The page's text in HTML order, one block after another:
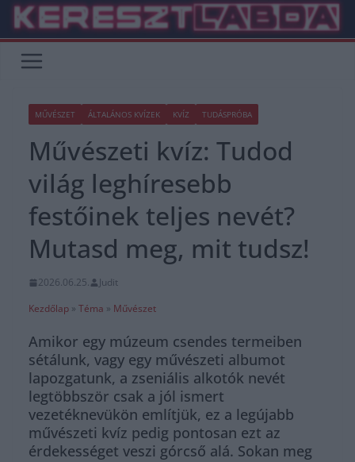
Skip
content
MŰVÉSZET ÁLTALÁNOS KVÍZEK KVÍZ TUDÁSPRÓBA
Művészeti kvíz: Tudod
világ leghíresebb
festőinek teljes nevét?
Mutasd meg, mit tudsz!
2026.06.25.
Judit
Kezdőlap » Téma » Művészet
Amikor egy múzeum csendes termeiben
sétálunk, vagy egy művészeti albumot
lapozgatunk, a zseniális alkotók nevét
legtöbbször csak a jól ismert
vezetéknevükön említjük, ez a legújabb
művészeti kvíz pedig pontosan ezt az
érdekességet veszi górcső alá. Sokan meg